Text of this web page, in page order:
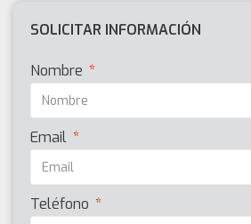
SOLICITAR INFORMACIÓN
Nombre
Email
Teléfono